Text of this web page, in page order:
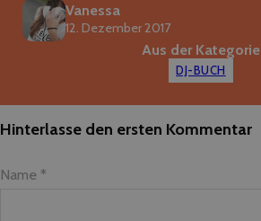
Vanessa
12. Dezember 2017
Aus der Kategorie
DJ-BUCH
Hinterlasse den ersten Kommentar
Name *